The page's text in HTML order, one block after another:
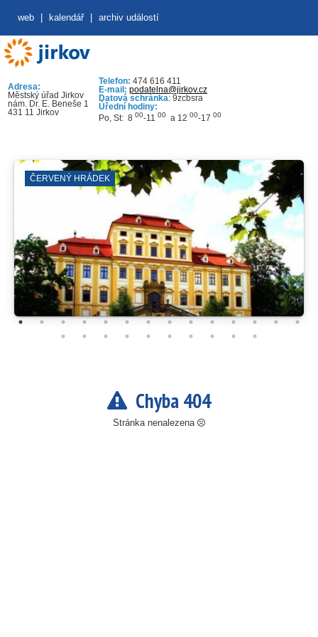
web kalendář archiv událostí
Adresa:
Městský úřad Jirkov
nám. Dr. E. Beneše 1
431 11 Jirkov
Telefon: 474 616 411
E-mail: podatelna@jirkov.cz
Datová schránka: 9zcbsra
Úřední hodiny:
Po, St: 8 00-11 00 a 12 00-17 00
ČERVENÝ HRÁDEK
Chyba 404
Stránka nenalezena